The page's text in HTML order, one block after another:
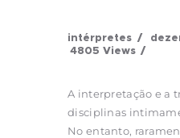
intérpretes
4805 Views
A interpretação e a
disciplinas
No entanto,